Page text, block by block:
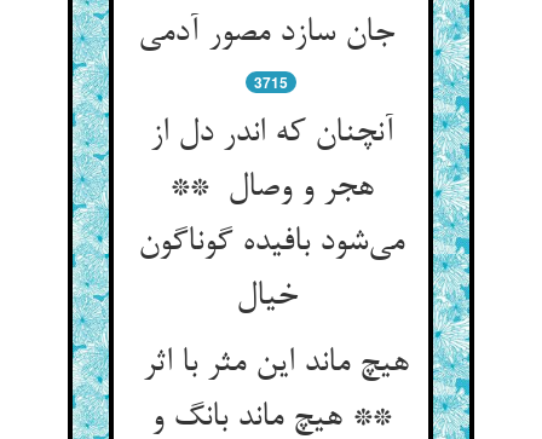
3715
آنچنان که اندر دل از
هجر و وصال **
می‌شود بافیده گوناگون
خیال
هیچ ماند این مثر با اثر
** هیچ ماند بانگ و